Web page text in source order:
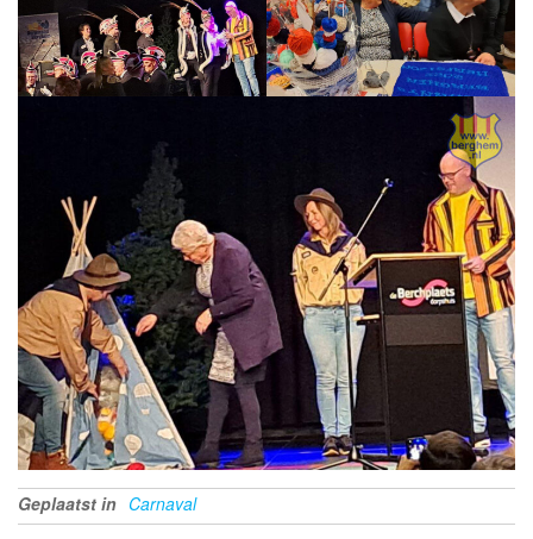
Geplaatst in Carnaval